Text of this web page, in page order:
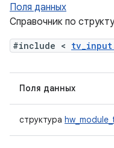
Поля данных
Справочник по
#include <
Поля данных
структура